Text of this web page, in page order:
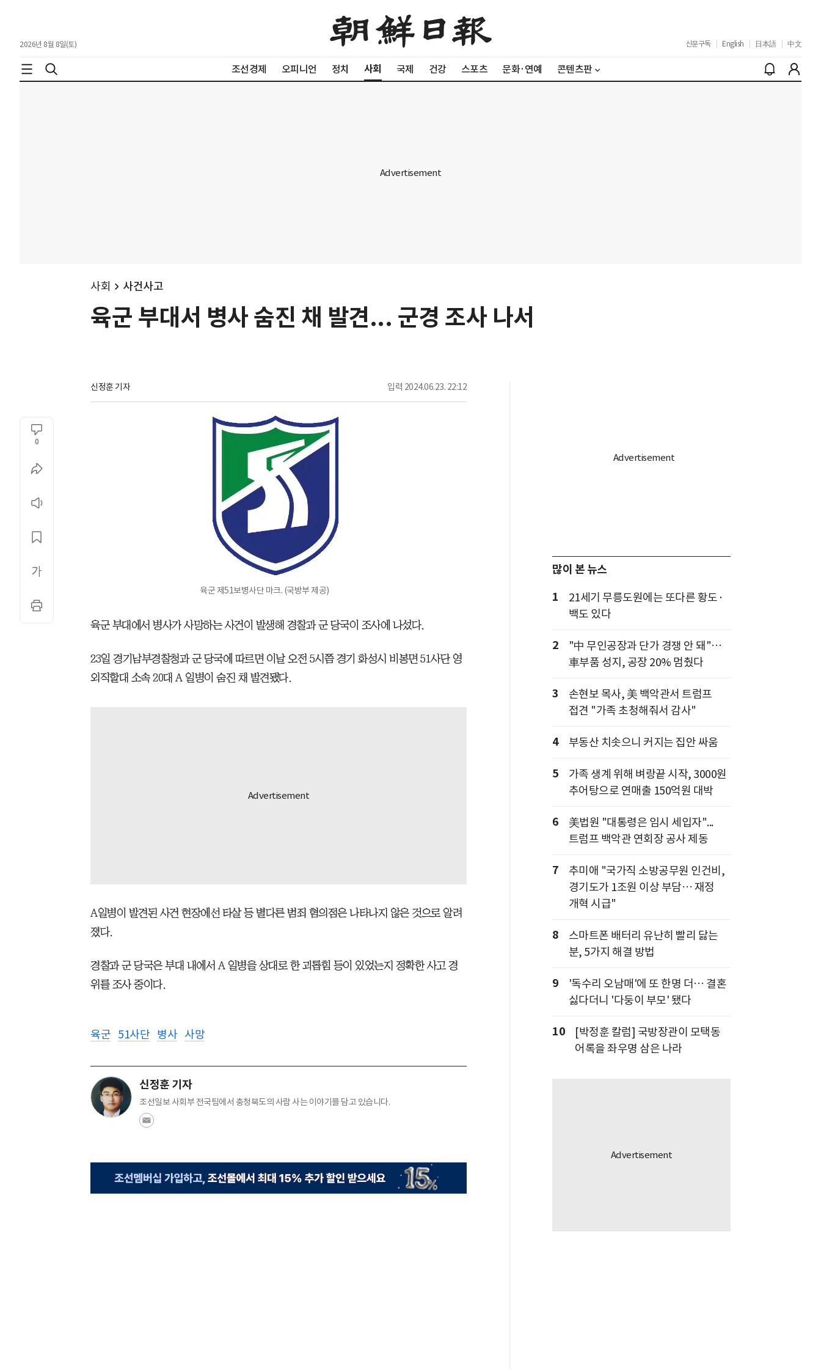
2026년 8월 8일(토) 신문구독 English 日本語 中文
조선경제 오피니언 정치 사회 국제 건강 스포츠 문화·연예 콘텐츠판
사회 사건사고
육군 부대서 병사 숨진 채 발견... 군경 조사 나서
신정훈 기자 입력 2024.06.23. 22:12
0
육군 제51보병사단 마크. (국방부 제공)
육군 부대에서 병사가 사망하는 사건이 발생해 경찰과 군 당국이 조사에 나섰다.
23일 경기남부경찰청과 군 당국에 따르면 이날 오전 5시쯤 경기 화성시 비봉면 51사단 영
외직할대 소속 20대 A 일병이 숨진 채 발견됐다.
A일병이 발견된 사건 현장에선 타살 등 별다른 범죄 혐의점은 나타나지 않은 것으로 알려
졌다.
경찰과 군 당국은 부대 내에서 A 일병을 상대로 한 괴롭힘 등이 있었는지 정확한 사고 경
위를 조사 중이다.
육군 51사단 병사 사망
신정훈 기자
조선일보 사회부 전국팀에서 충청북도의 사람 사는 이야기를 담고 있습니다.
많이 본 뉴스
1
21세기 무릉도원에는 또다른 황도·
백도 있다
2
"中 무인공장과 단가 경쟁 안 돼"…
車부품 성지, 공장 20% 멈췄다
3
손현보 목사, 美 백악관서 트럼프
접견 "가족 초청해줘서 감사"
4 부동산 치솟으니 커지는 집안 싸움
5
가족 생계 위해 벼랑끝 시작, 3000원
추어탕으로 연매출 150억원 대박
6
美법원 "대통령은 임시 세입자"...
트럼프 백악관 연회장 공사 제동
7
추미애 "국가직 소방공무원 인건비,
경기도가 1조원 이상 부담… 재정
개혁 시급"
8
스마트폰 배터리 유난히 빨리 닳는
분, 5가지 해결 방법
9
'독수리 오남매'에 또 한명 더… 결혼
싫다더니 '다둥이 부모' 됐다
10
[박정훈 칼럼] 국방장관이 모택동
어록을 좌우명 삼은 나라